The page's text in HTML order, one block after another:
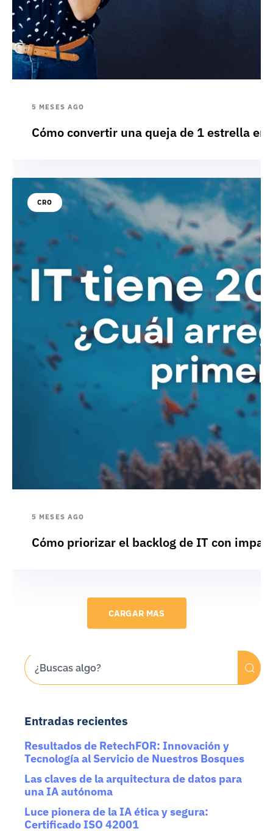
5 MESES AGO
Cómo convertir una queja de 1 estrella en
CRO
5 MESES AGO
Cómo priorizar el backlog de IT con
CARGAR MAS
Entradas recientes
Resultados de RetechFOR: Innovación y
Tecnología al Servicio de Nuestros Bosques
Las claves de la arquitectura de datos para
una IA autónoma
Luce pionera de la IA ética y segura:
Certificado ISO 42001